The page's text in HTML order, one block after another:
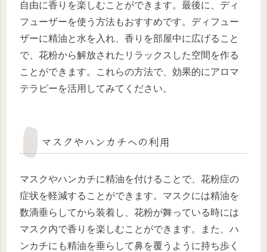
自由に香りを楽しむことができます。最後に、ディ
フューザーを使う方法もおすすめです。ディフュー
ザーに精油と水を入れ、香りを部屋中に広げること
で、花粉から解放されたリラックスした空間を作る
ことができます。これらの方法で、効果的にアロマ
テラピーを活用してみてください。
マスクやハンカチへの利用
マスクやハンカチに精油を付けることで、花粉症の
症状を軽減することができます。マスクには精油を
数滴垂らしてから装着し、花粉が舞っている時には
マスク内で香りを楽しむことができます。また、ハ
ンカチにも精油を垂らして鼻を覆うように持ち歩く